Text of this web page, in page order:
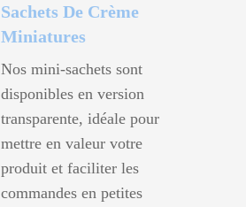
Sachets De Crème
Miniatures
Nos mini-sachets sont
disponibles en version
transparente, idéale pour
mettre en valeur votre
produit et faciliter les
commandes en petites